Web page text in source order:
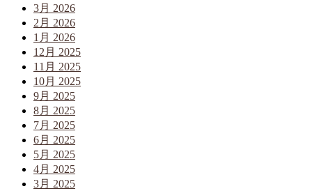
3月 2026
2月 2026
1月 2026
12月 2025
11月 2025
10月 2025
9月 2025
8月 2025
7月 2025
6月 2025
5月 2025
4月 2025
3月 2025